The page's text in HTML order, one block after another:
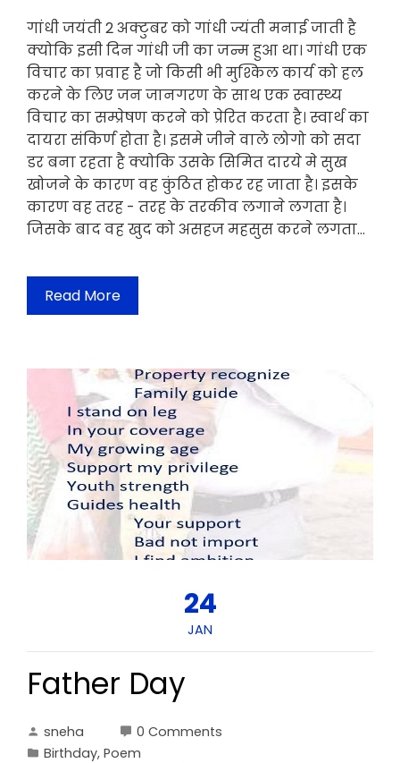
गांधी जयंती 2 अक्टुबर को गांधी ज्यंती मनाई जाती है
क्योकि इसी दिन गांधी जी का जन्म हुआ था। गांधी एक
विचार का प्रवाह है जो किसी भी मुश्किल कार्य को हल
करने के लिए जन जानगरण के साथ एक स्वास्थ्य
विचार का सम्प्रेषण करने को प्रेरित करता है। स्वार्थ का
दायरा संकिर्ण होता है। इसमे जीने वाले लोगो को सदा
डर बना रहता है क्योकि उसके सिमित दारये मे सुख
खोजने के कारण वह कुंठित होकर रह जाता है। इसके
कारण वह तरह - तरह के तरकीव लगाने लगता है।
जिसके बाद वह खुद को असहज महसुस करने लगता…
Read More
24
JAN
Father Day
sneha
0 Comments
Birthday, Poem